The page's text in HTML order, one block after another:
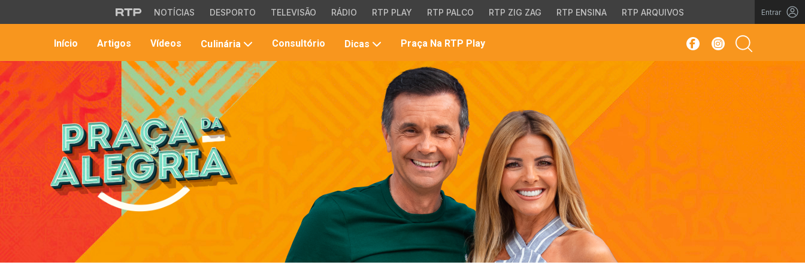
Saltar para o conteúdo principal
NOTÍCIAS DESPORTO TELEVISÃO RÁDIO RTP PLAY RTP PALCO RTP ZIG ZAG RTP ENSINA RTP ARQUIVOS Entrar
Início Artigos Vídeos Culinária Consultório Dicas Praça Na RTP Play
site